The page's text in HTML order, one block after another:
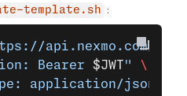
template.sh :
api.nexmo.com/
Bearer $JWT"
\
application/json"